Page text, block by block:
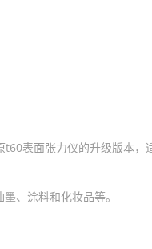
t60表面张力仪的升级版本，
、涂料和化妆品等。